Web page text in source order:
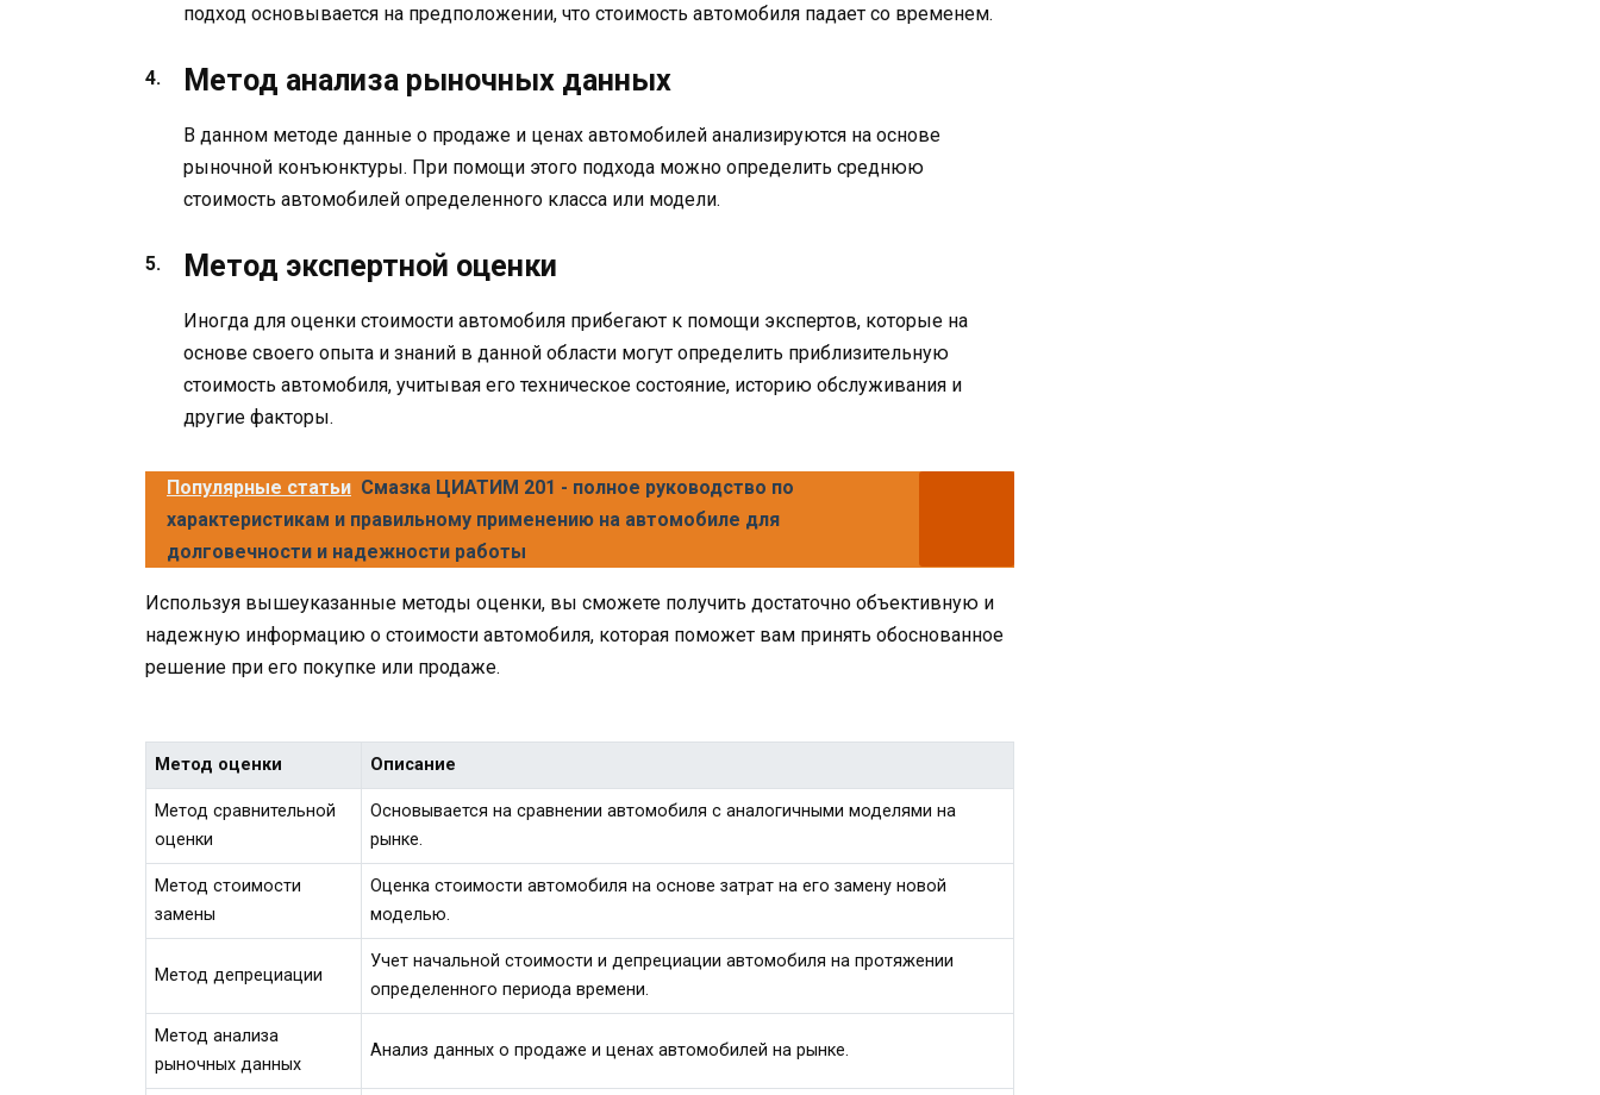
подход основывается на предположении, что стоимость автомобиля падает со временем.
Метод анализа рыночных данных
В данном методе данные о продаже и ценах автомобилей анализируются на основе
рыночной конъюнктуры. При помощи этого подхода можно определить среднюю
стоимость автомобилей определенного класса или модели.
Метод экспертной оценки
Иногда для оценки стоимости автомобиля прибегают к помощи экспертов, которые на
основе своего опыта и знаний в данной области могут определить приблизительную
стоимость автомобиля, учитывая его техническое состояние, историю обслуживания и
другие факторы.
Популярные статьи Смазка ЦИАТИМ 201 - полное руководство по
характеристикам и правильному применению на автомобиле для
долговечности и надежности работы
Используя вышеуказанные методы оценки, вы сможете получить достаточно объективную и
надежную информацию о стоимости автомобиля, которая поможет вам принять обоснованное
решение при его покупке или продаже.
Метод оценки Описание
Метод сравнительной
оценки
Основывается на сравнении автомобиля с аналогичными моделями на
рынке.
Метод стоимости
замены
Оценка стоимости автомобиля на основе затрат на его замену новой
моделью.
Метод депрециации
Учет начальной стоимости и депрециации автомобиля на протяжении
определенного периода времени.
Метод анализа
рыночных данных
Анализ данных о продаже и ценах автомобилей на рынке.